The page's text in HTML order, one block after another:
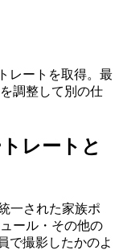
レートを取得。最
調整して別の仕
レートと
一された家族ポ
ール・その他の
で撮影したかのよ